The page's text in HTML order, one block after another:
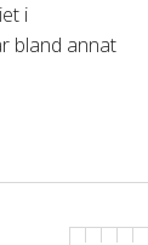
i
bland annat